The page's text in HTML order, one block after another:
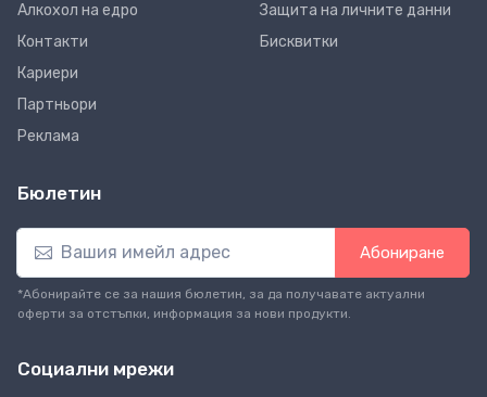
Алкохол на едро
Контакти
Кариери
Партньори
Реклама
Защита на личните данни
Бисквитки
Бюлетин
Абониране
*Абонирайте се за нашия бюлетин, за да получавате актуални
оферти за отстъпки, информация за нови продукти.
Социални мрежи